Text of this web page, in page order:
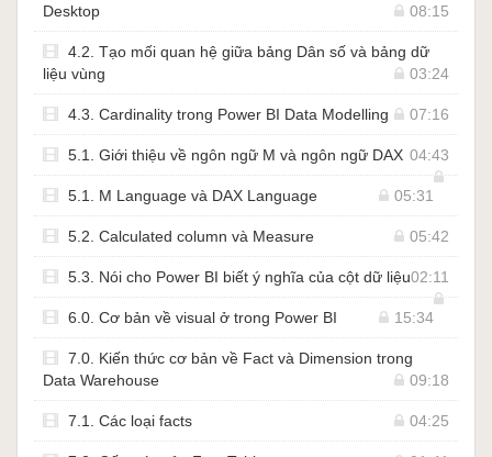
Desktop
08:15
4.2. Tạo mối quan hệ giữa bảng Dân số và bảng dữ
liệu vùng
03:24
4.3. Cardinality trong Power BI Data Modelling 07:16
5.1. Giới thiệu về ngôn ngữ M và ngôn ngữ DAX 04:43
5.1. M Language và DAX Language 05:31
5.2. Calculated column và Measure 05:42
5.3. Nói cho Power BI biết ý nghĩa của cột dữ liệu02:11
6.0. Cơ bản về visual ở trong Power BI 15:34
7.0. Kiến thức cơ bản về Fact và Dimension trong
Data Warehouse
09:18
7.1. Các loại facts 04:25